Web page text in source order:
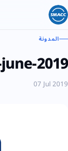
المدونة
2019
07 Jul 2019